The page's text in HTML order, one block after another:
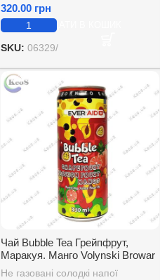
грн
SKU: 06329/
Чай Bubble Tea Грейпфрут,
Маракуя. Манго Volynski Browar
0.33 л
Не газовані солодкі напої